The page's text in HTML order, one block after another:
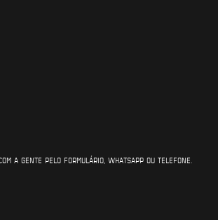
A GENTE PELO FORMULÁRIO, WHATSAPP OU TELEFONE.